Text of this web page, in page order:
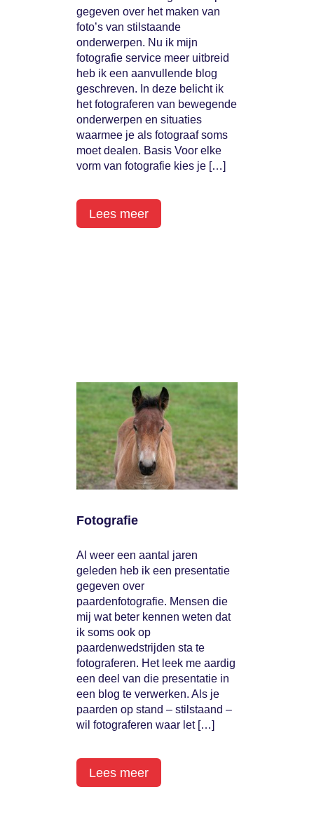
gegeven over het maken van
foto’s van stilstaande
onderwerpen. Nu ik mijn
fotografie service meer uitbreid
heb ik een aanvullende blog
geschreven. In deze belicht ik
het fotograferen van bewegende
onderwerpen en situaties
waarmee je als fotograaf soms
moet dealen. Basis Voor elke
vorm van fotografie kies je […]
Lees meer
Fotografie
Al weer een aantal jaren
geleden heb ik een presentatie
gegeven over
paardenfotografie. Mensen die
mij wat beter kennen weten dat
ik soms ook op
paardenwedstrijden sta te
fotograferen. Het leek me aardig
een deel van die presentatie in
een blog te verwerken. Als je
paarden op stand – stilstaand –
wil fotograferen waar let […]
Lees meer